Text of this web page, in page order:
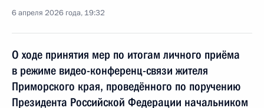
6 апреля 2026 года, 19:32
О ходе принятия мер по итогам личного приёма
в режиме видео-конференц-связи жителя
Приморского края, проведённого по поручению
Президента Российской Федерации начальником